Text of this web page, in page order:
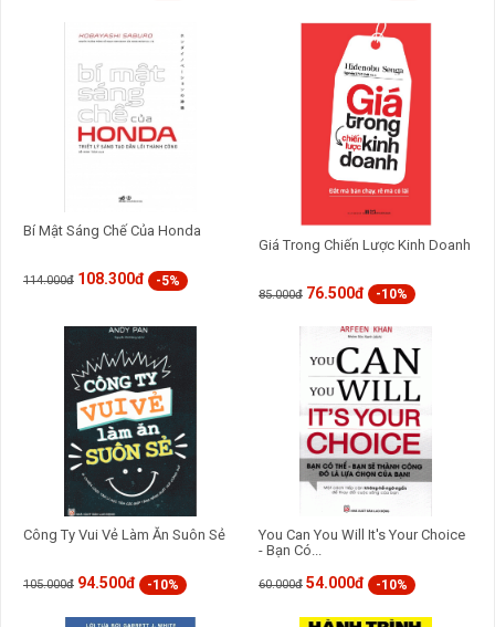
Bí Mật Sáng Chế Của Honda
114.000đ 108.300đ -5%
Giá Trong Chiến Lược Kinh Doanh
85.000đ 76.500đ -10%
Công Ty Vui Vẻ Làm Ăn Suôn Sẻ
105.000đ 94.500đ -10%
You Can You Will It's Your Choice
- Bạn Có...
60.000đ 54.000đ -10%